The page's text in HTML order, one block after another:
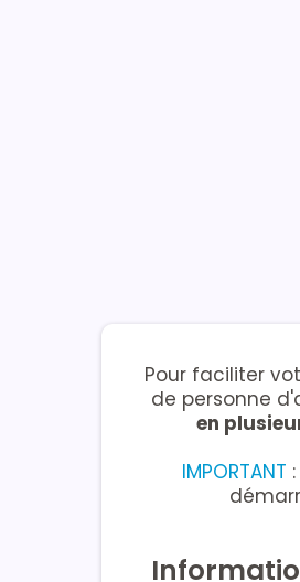
Pour faciliter
de personne
en
IMPORTANT